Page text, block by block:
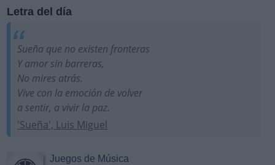
Letra del día
Sueña que no existen fronteras
Y amor sin barreras,
No mires atrás.
Vive con la emoción de volver
a sentir, a vivir la paz.
'Sueña', Luis Miguel
Juegos de Música